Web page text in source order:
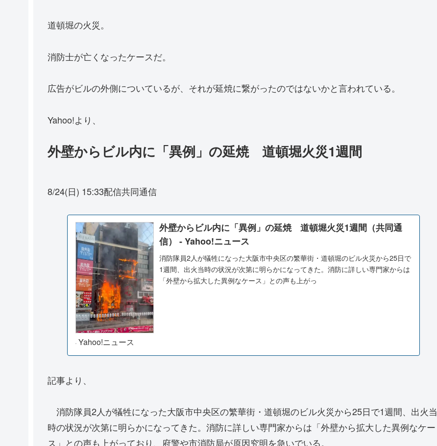
道頓堀の火災。
消防士が亡くなったケースだ。
広告がビルの外側についているが、それが延焼に繋がったのではないかと言われている。
Yahoo!より、
外壁からビル内に「異例」の延焼 道頓堀火災1週間
8/24(日) 15:33配信共同通信
外壁からビル内に「異例」の延焼 道頓堀火災1週間（共同通
信） - Yahoo!ニュース
消防隊員2人が犠牲になった大阪市中央区の繁華街・道頓堀のビル火災から25日で
1週間、出火当時の状況が次第に明らかになってきた。消防に詳しい専門家からは
「外壁から拡大した異例なケース」との声も上がっ
Yahoo!ニュース
記事より、
消防隊員2人が犠牲になった大阪市中央区の繁華街・道頓堀のビル火災から25日で1週間、出火当
時の状況が次第に明らかになってきた。消防に詳しい専門家からは「外壁から拡大した異例なケー
ス」との声も上がっており、府警や市消防局が原因究明を急いでいる。